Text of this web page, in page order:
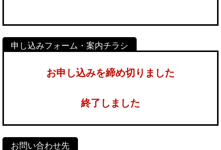
お申し込みを締め切りました
終了しました